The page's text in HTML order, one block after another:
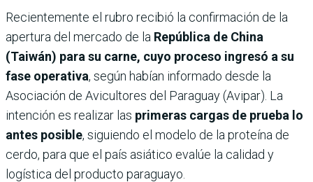
Recientemente el rubro recibió la confirmación de la
apertura del mercado de la República de China
(Taiwán) para su carne, cuyo proceso ingresó a su
fase operativa, según habían informado desde la
Asociación de Avicultores del Paraguay (Avipar). La
intención es realizar las primeras cargas de prueba lo
antes posible, siguiendo el modelo de la proteína de
cerdo, para que el país asiático evalúe la calidad y
logística del producto paraguayo.